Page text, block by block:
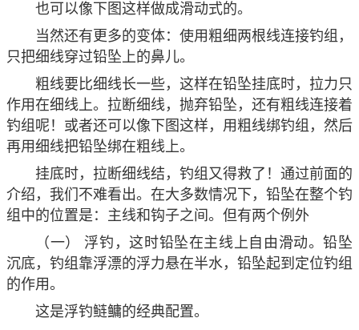
也可以像下图这样做成滑动式的。
当然还有更多的变体：使用粗细两根线连接钓组，
只把细线穿过铅坠上的鼻儿。
粗线要比细线长一些，这样在铅坠挂底时，拉力只
作用在细线上。拉断细线，抛弃铅坠，还有粗线连接着
钓组呢！或者还可以像下图这样，用粗线绑钓组，然后
再用细线把铅坠绑在粗线上。
挂底时，拉断细线结，钓组又得救了！通过前面的
介绍，我们不难看出。在大多数情况下，铅坠在整个钓
组中的位置是：主线和钩子之间。但有两个例外
（一） 浮钓，这时铅坠在主线上自由滑动。铅坠
沉底，钓组靠浮漂的浮力悬在半水，铅坠起到定位钓组
的作用。
这是浮钓鲢鳙的经典配置。